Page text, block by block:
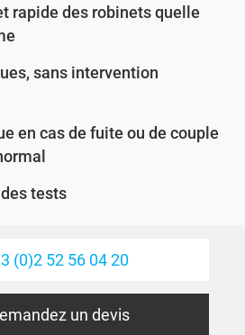
rapide des robinets quelle
sans intervention
en cas de fuite ou de couple
tests
(0)2 52 56 04 20
un devis